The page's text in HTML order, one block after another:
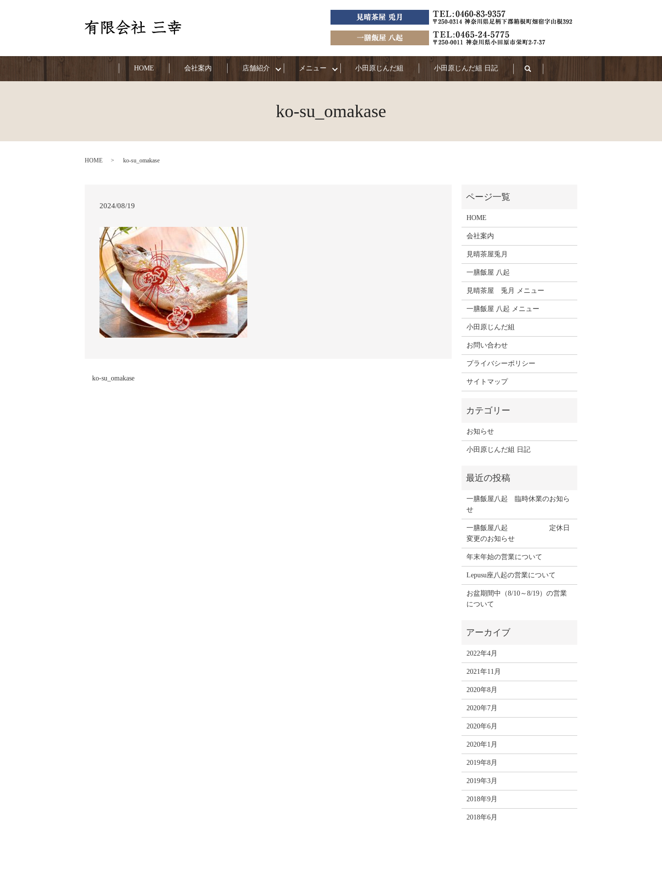
HOME 会社案内 店舗紹介 メニュー 小田原じんだ組 小田原じんだ組 日記 search
ko-su_omakase
HOME ko-su_omakase
2024/08/19
ko-su_omakase
HOME
会社案内
見晴茶屋兎月
一膳飯屋 八起
見晴茶屋 兎月 メニュー
一膳飯屋 八起 メニュー
小田原じんだ組
お問い合わせ
プライバシーポリシー
サイトマップ
お知らせ
小田原じんだ組 日記
一膳飯屋八起 臨時休業のお知ら
せ
一膳飯屋八起 定休日
変更のお知らせ
年末年始の営業について
Lepusu座八起の営業について
お盆期間中（8/10～8/19）の営業
について
2022年4月
2021年11月
2020年8月
2020年7月
2020年6月
2020年1月
2019年8月
2019年3月
2018年9月
2018年6月